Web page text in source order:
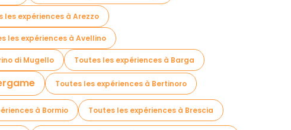
les expériences à Arezzo
les expériences à Avellino
di Mugello Toutes les expériences à Barga
Toutes les expériences à Bertinoro
à Bormio Toutes les expériences à Brescia